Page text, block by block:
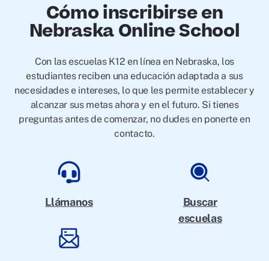
Cómo inscribirse en
Nebraska Online School
Con las escuelas K12 en línea en Nebraska, los
estudiantes reciben una educación adaptada a sus
necesidades e intereses, lo que les permite establecer y
alcanzar sus metas ahora y en el futuro. Si tienes
preguntas antes de comenzar, no dudes en ponerte en
contacto.
Llámanos
Buscar
escuelas